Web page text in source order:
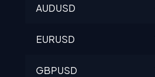
AUDUSD
EURUSD
GBPUSD